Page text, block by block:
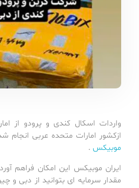
ازکشور امارات متحده عربی انجام
موبیکس .
ایران موبیکس این امکان فراهم
مقدار سرمایه ای بتوانید از دبی و